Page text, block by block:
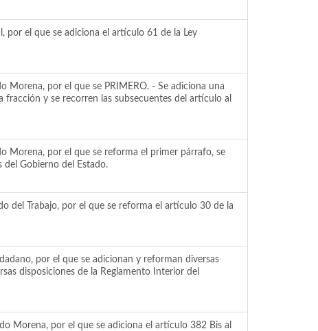
por el que se adiciona el artículo 61 de la Ley
por el que se PRIMERO. - Se adiciona una
y se recorren las subsecuentes del artículo al
Morena, por el que se reforma el primer párrafo, se
del Gobierno del Estado.
del Trabajo, por el que se reforma el artículo 30 de la
por el que se adicionan y reforman diversas
disposiciones de la Reglamento Interior del
Morena, por el que se adiciona el artículo 382 Bis al